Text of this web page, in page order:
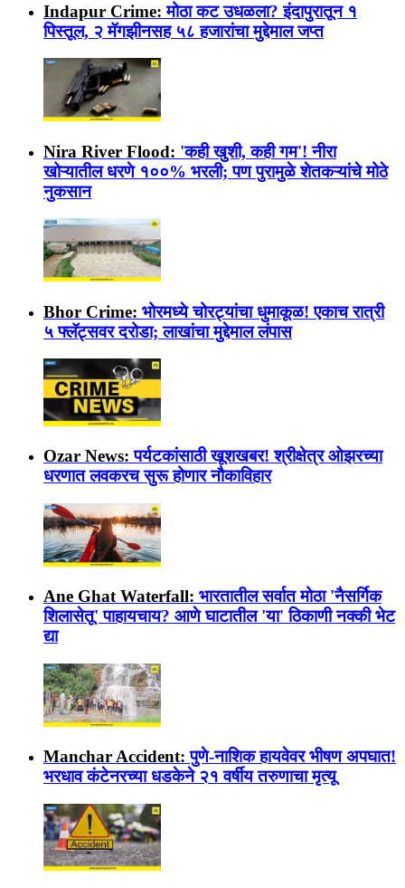
Indapur Crime: मोठा कट उधळला? इंदापुरातून १
पिस्तूल, २ मॅगझीनसह ५८ हजारांचा मुद्देमाल जप्त
Nira River Flood: 'कही खुशी, कही गम'! नीरा
खोऱ्यातील धरणे १००% भरली; पण पुरामुळे शेतकऱ्यांचे मोठे
नुकसान
Bhor Crime: भोरमध्ये चोरट्यांचा धुमाकूळ! एकाच रात्री
५ फ्लॅट्सवर दरोडा; लाखांचा मुद्देमाल लंपास
Ozar News: पर्यटकांसाठी खूशखबर! श्रीक्षेत्र ओझरच्या
धरणात लवकरच सुरू होणार नौकाविहार
Ane Ghat Waterfall: भारतातील सर्वात मोठा 'नैसर्गिक
शिलासेतू' पाहायचाय? आणे घाटातील 'या' ठिकाणी नक्की भेट
द्या
Manchar Accident: पुणे-नाशिक हायवेवर भीषण अपघात!
भरधाव कंटेनरच्या धडकेने २१ वर्षीय तरुणाचा मृत्यू